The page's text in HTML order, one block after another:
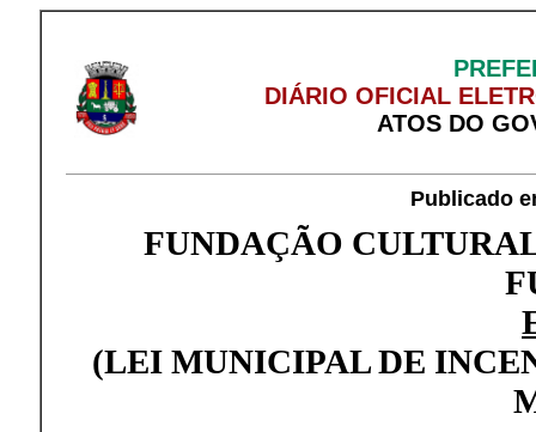
DIÁRIO OFICIAL
ATOS DO
Publicado
FUNDAÇÃO
(LEI MUNICIPAL DE